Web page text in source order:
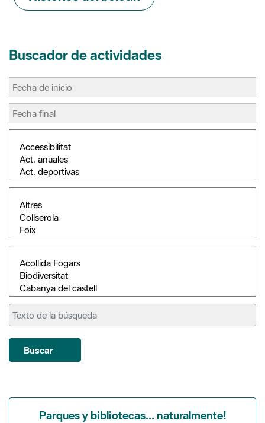
Buscador de actividades
Buscar
Parques y bibliotecas... naturalmente!